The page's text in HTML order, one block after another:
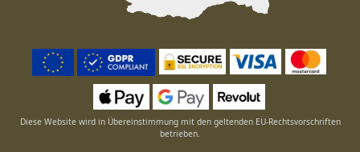
Diese Website wird in Übereinstimmung mit den geltenden EU-Rechtsvorschriften
betrieben.